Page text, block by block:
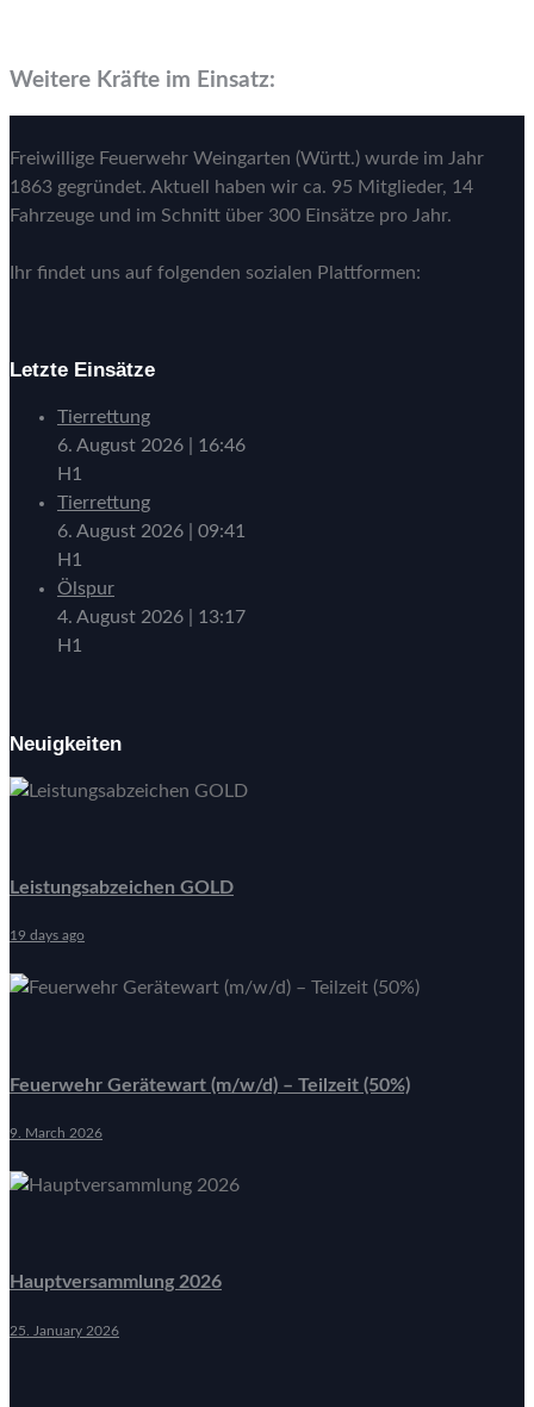
Weitere Kräfte im Einsatz:
Freiwillige Feuerwehr Weingarten (Württ.) wurde im Jahr
1863 gegründet. Aktuell haben wir ca. 95 Mitglieder, 14
Fahrzeuge und im Schnitt über 300 Einsätze pro Jahr.
Ihr findet uns auf folgenden sozialen Plattformen:
Letzte Einsätze
Tierrettung
6. August 2026
16:46
H1
Tierrettung
6. August 2026
09:41
H1
Ölspur
4. August 2026
13:17
H1
Neuigkeiten
Leistungsabzeichen GOLD
19 days ago
Feuerwehr Gerätewart (m/w/d) – Teilzeit (50%)
9. March 2026
Hauptversammlung 2026
25. January 2026